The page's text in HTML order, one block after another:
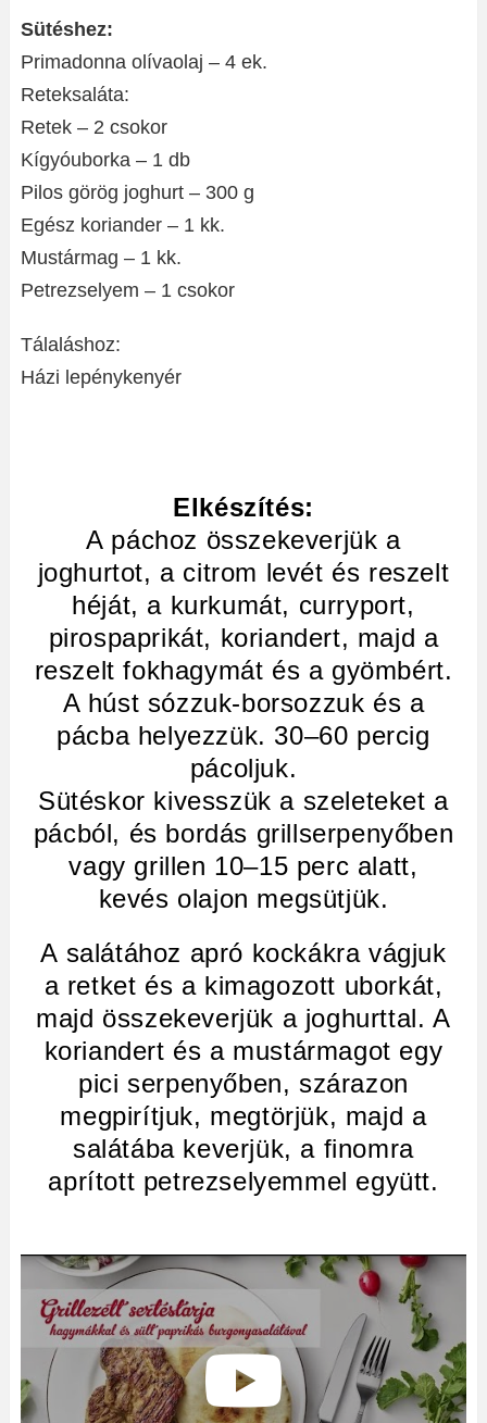
Sütéshez:
Primadonna olívaolaj – 4 ek.
Reteksaláta:
Retek – 2 csokor
Kígyóuborka – 1 db
Pilos görög joghurt – 300 g
Egész koriander – 1 kk.
Mustármag – 1 kk.
Petrezselyem – 1 csokor
Tálaláshoz:
Házi lepénykenyér
Elkészítés:
A páchoz összekeverjük a
joghurtot, a citrom levét és reszelt
héját, a kurkumát, curryport,
pirospaprikát, koriandert, majd a
reszelt fokhagymát és a gyömbért.
A húst sózzuk-borsozzuk és a
pácba helyezzük. 30–60 percig
pácoljuk.
Sütéskor kivesszük a szeleteket a
pácból, és bordás grillserpenyőben
vagy grillen 10–15 perc alatt,
kevés olajon megsütjük.
A salátához apró kockákra vágjuk
a retket és a kimagozott uborkát,
majd összekeverjük a joghurttal. A
koriandert és a mustármagot egy
pici serpenyőben, szárazon
megpirítjuk, megtörjük, majd a
salátába keverjük, a finomra
aprított petrezselyemmel együtt.